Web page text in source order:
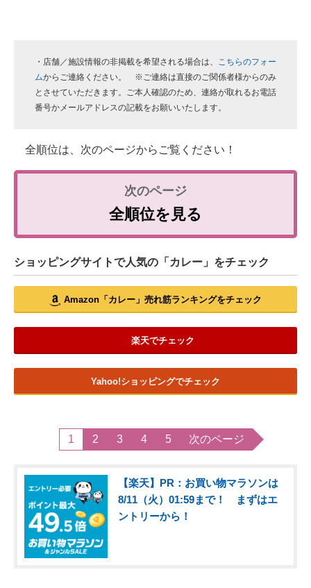
・店舗／施設情報の非掲載を希望される場合は、 こちらのフォー
ムからご連絡ください。 ※ご連絡は直接のご関係者様からのみ
とさせていただきます。ご本人確認のため、連絡が取れるお電話
番号かメールアドレスの記載をお願いいたします。
全順位は、次のページからご覧ください！
全順位を見る
ショッピングサイトで人気の「カレー」をチェック
Amazon「カレー」売れ筋ランキングをチェック
楽天でチェック
Yahoo!ショッピングでチェック
1 2 3 4 5 次のページ
【楽天】PR：お買い物マラソンは
8/11（火）01:59まで！ まずはエ
ントリーから！